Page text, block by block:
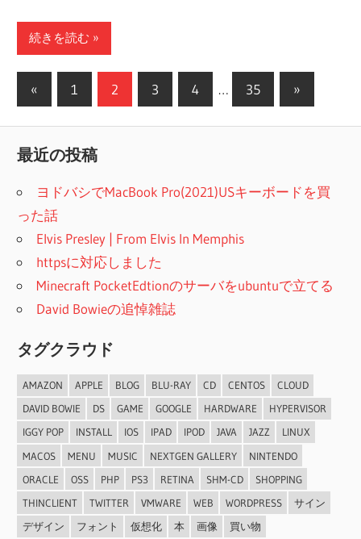
続きを読む
投
ナ
ビ
ゲ
ー
シ
ョ
ン
«
の
事
1 2 3 4 … 35
次
の
»
最近の投稿
ヨドバシでMacBook Pro(2021)USキーボードを買
った話
Elvis Presley | From Elvis In Memphis
httpsに対応しました
Minecraft PocketEdtionのサーバをubuntuで立てる
David Bowieの追悼雑誌
タグクラウド
AMAZON APPLE BLOG BLU-RAY CD CENTOS
CLOUD
DAVID BOWIE
DS GAME GOOGLE HARDWARE
HYPERVISOR
IGGY POP
INSTALL IOS IPAD IPOD JAVA JAZZ
LINUX
MACOS
MENU MUSIC NEXTGEN GALLERY
NINTENDO
ORACLE
OSS PHP PS3 RETINA SHM-CD
SHOPPING
THINCLIENT
TWITTER VMWARE WEB WORDPRESS
サイン
デザイン
フォント 仮想化 本 画像 買い物